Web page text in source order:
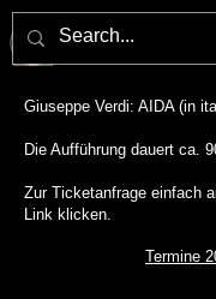
M U L T U M . I N . P A
Giuseppe Verdi: AIDA (in
Die Aufführung dauert ca.
Zur Ticketanfrage einfach
Link klicken.
Termine